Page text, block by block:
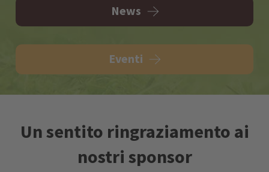
News
Eventi
Un sentito ringraziamento ai
nostri sponsor